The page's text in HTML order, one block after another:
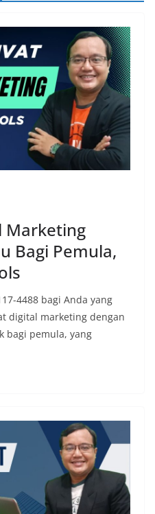
Marketing
Bagi Pemula,
4488 bagi Anda yang
digital marketing dengan
bagi pemula, yang